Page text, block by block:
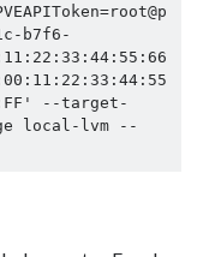
b7f6-
--target-
local-lvm --